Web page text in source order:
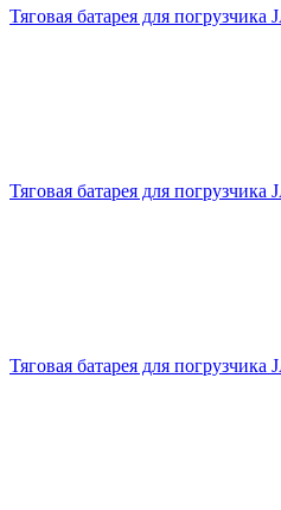
Тяговая батарея для погрузчика
Тяговая батарея для погрузчика
Тяговая батарея для погрузчика